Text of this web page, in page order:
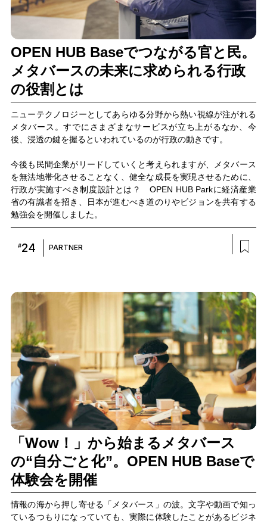
OPEN HUB Baseでつながる官と民。
メタバースの未来に求められる行政
の役割とは
ニューテクノロジーとしてあらゆる分野から熱い視線が注がれる
メタバース。すでにさまざまなサービスが立ち上がるなか、今
後、浸透の鍵を握るといわれているのが行政の動きです。
今後も民間企業がリードしていくと考えられますが、メタバース
を無法地帯化させることなく、健全な成長を実現させるために、
行政が実施すべき制度設計とは？ OPEN HUB Parkに経済産業
省の有識者を招き、日本が進むべき道のりやビジョンを共有する
勉強会を開催しました。
#24 PARTNER
「Wow！」から始まるメタバース
の“自分ごと化”。OPEN HUB Baseで
体験会を開催
情報の海から押し寄せる「メタバース」の波。文字や動画で知っ
ているつもりになっていても、実際に体験したことがあるビジネ